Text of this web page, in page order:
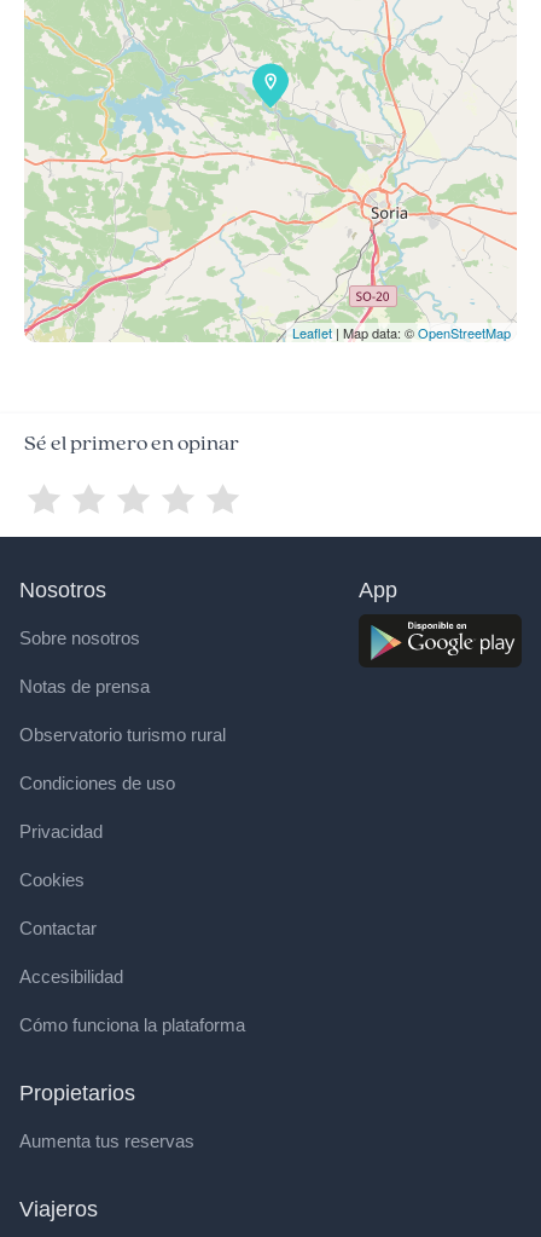
Leaflet | Map data: ©OpenStreetMap
Sé el primero en opinar
Nosotros
Sobre nosotros
Notas de prensa
Observatorio turismo rural
Condiciones de uso
Privacidad
Cookies
Contactar
Accesibilidad
Cómo funciona la plataforma
Propietarios
Aumenta tus reservas
Viajeros
App